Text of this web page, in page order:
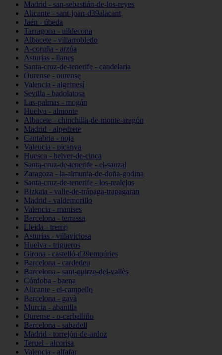
Madrid - san-sebastián-de-los-reyes
Alicante - sant-joan-d39alacant
Jaén - úbeda
Tarragona - ulldecona
Albacete - villarrobledo
A-coruña - arzúa
Asturias - llanes
Santa-cruz-de-tenerife - candelaria
Ourense - ourense
Valencia - algemesí
Sevilla - badolatosa
Las-palmas - mogán
Huelva - almonte
Albacete - chinchilla-de-monte-aragón
Madrid - alpedrete
Cantabria - noja
Valencia - picanya
Huesca - belver-de-cinca
Santa-cruz-de-tenerife - el-sauzal
Zaragoza - la-almunia-de-doña-godina
Santa-cruz-de-tenerife - los-realejos
Bizkaia - valle-de-trápaga-trapagaran
Madrid - valdemorillo
Valencia - manises
Barcelona - terrassa
Lleida - tremp
Asturias - villaviciosa
Huelva - trigueros
Girona - castelló-d39empúries
Barcelona - cardedeu
Barcelona - sant-quirze-del-vallès
Córdoba - baena
Alicante - el-campello
Barcelona - gavà
Murcia - abanilla
Ourense - o-carballiño
Barcelona - sabadell
Madrid - torrejón-de-ardoz
Teruel - alcorisa
Valencia - alfafar